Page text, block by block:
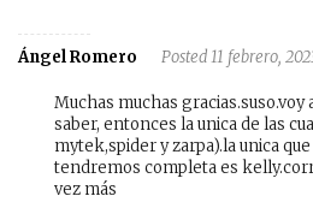
Ángel Romero Posted 11 febrero,
Muchas muchas gracias.suso.voy
saber, entonces la unica de las
mytek,spider y zarpa).la unica
tendremos completa es
vez más